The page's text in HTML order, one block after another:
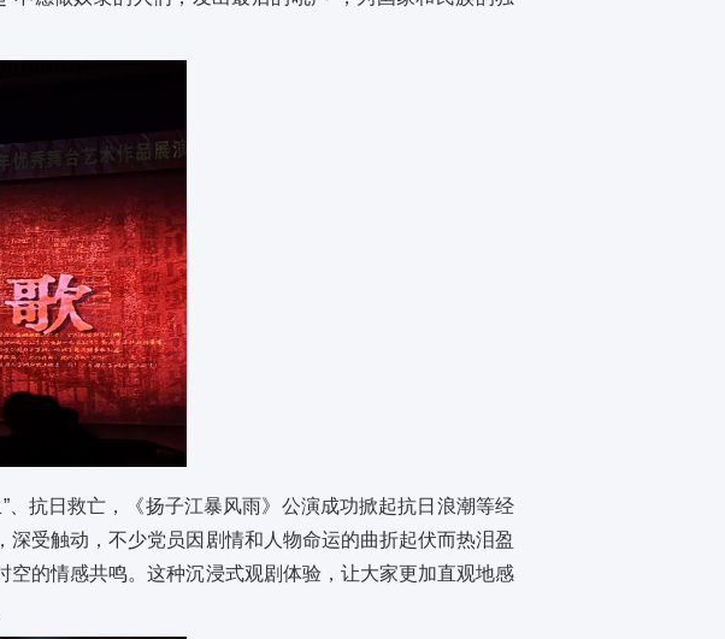
抗日救亡，《扬子江暴风雨》公演成功掀起抗日浪潮等经
受触动，不少党员因剧情和人物命运的曲折起伏而热泪盈
的情感共鸣。这种沉浸式观剧体验，让大家更加直观地感